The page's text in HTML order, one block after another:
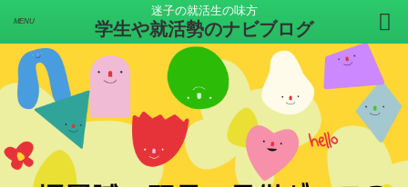
迷子の就活生の味方
学生や就活勢のナビブログ